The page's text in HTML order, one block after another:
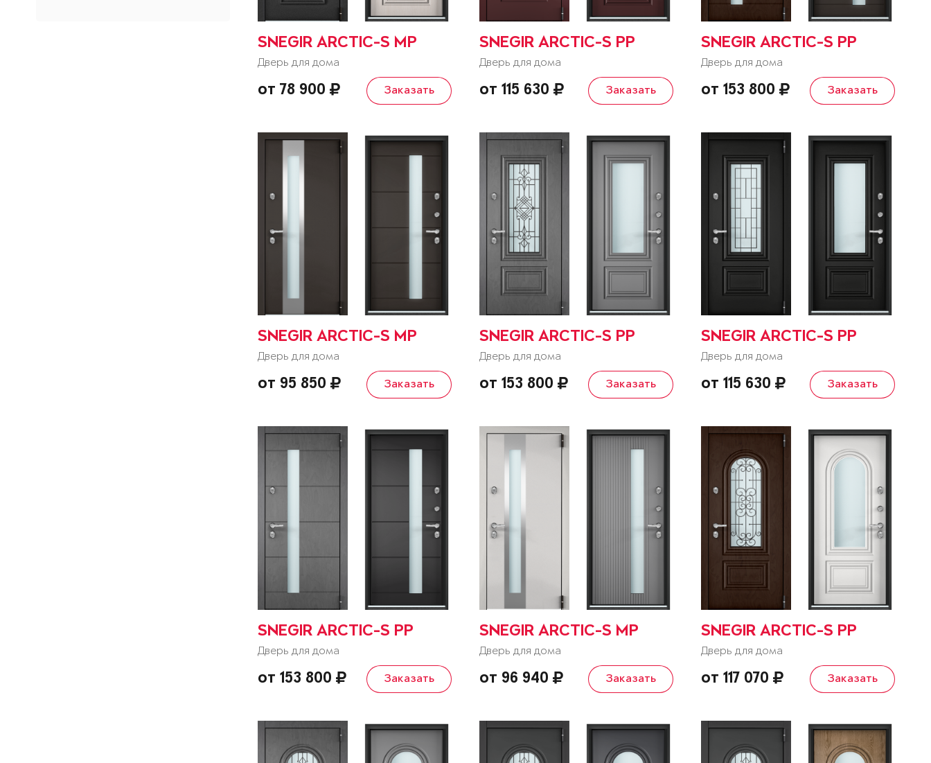
SNEGIR ARCTIC-S MP
Дверь для дома
от 78 900 Заказать
SNEGIR ARCTIC-S PP
Дверь для дома
от 115 630 Заказать
SNEGIR ARCTIC-S PP
Дверь для дома
от 153 800 Заказать
SNEGIR ARCTIC-S MP
Дверь для дома
от 95 850 Заказать
SNEGIR ARCTIC-S PP
Дверь для дома
от 153 800 Заказать
SNEGIR ARCTIC-S PP
Дверь для дома
от 115 630 Заказать
SNEGIR ARCTIC-S PP
Дверь для дома
от 153 800 Заказать
SNEGIR ARCTIC-S MP
Дверь для дома
от 96 940 Заказать
SNEGIR ARCTIC-S PP
Дверь для дома
от 117 070 Заказать